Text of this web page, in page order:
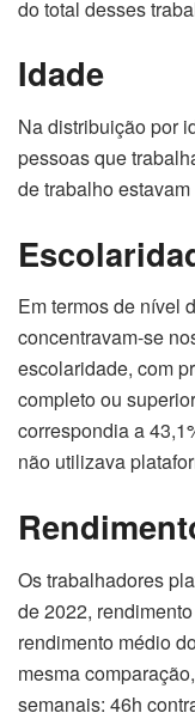
do total desses
Idade
Na distribuição por
pessoas que
de trabalho
Em termos de nível
concentravam-se
escolaridade, com
completo ou
correspondia a
não utilizava
Os trabalhadores
de 2022,
rendimento médio
mesma
semanais: 46h